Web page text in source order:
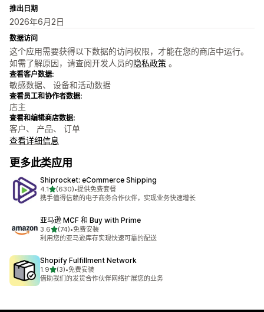
推出日期
2026年6月2日
数据访问
这个应用需要获得以下数据的访问权限，才能在您的商店中运行。
如需了解原因，请查阅开发人员的隐私政策 。
查看客户数据:
敏感数据、 设备和活动数据
查看员工和协作者数据:
店主
查看和编辑商店数据:
客户、 产品、 订单
查看详细信息
更多此类应用
Shiprocket: eCommerce Shipping
4.1星（满分 5 星）
(630)
总共 630 条评论
•提供免费套餐
携手值得信赖的电子商务合作伙伴，实现业务快速增长
亚马逊 MCF 和 Buy with Prime
3.6星（满分 5 星）
(74)
总共 74 条评论
•免费安装
利用您的亚马逊库存实现快速可靠的配送
Shopify Fulfillment Network
1.9星（满分 5 星）
(3)
总共 3 条评论
•免费安装
借助我们的发货合作伙伴网络扩展您的业务